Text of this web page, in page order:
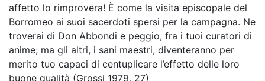
affetto lo rimprovera! È come la visita episcopale del
Borromeo ai suoi sacerdoti spersi per la campagna. Ne
troverai di Don Abbondi e peggio, fra i tuoi curatori di
anime; ma gli altri, i sani maestri, diventeranno per
merito tuo capaci di centuplicare l’effetto delle loro
buone qualità (Grossi 1979, 27)